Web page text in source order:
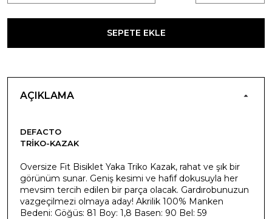
SEPETE EKLE
AÇIKLAMA
DEFACTO
TRIKO-KAZAK
Oversize Fit Bisiklet Yaka Triko Kazak, rahat ve şık bir
görünüm sunar. Geniş kesimi ve hafif dokusuyla her
mevsim tercih edilen bir parça olacak. Gardırobunuzun
vazgeçilmezi olmaya aday! Akrilik 100% Manken
Bedeni: Göğüs: 81 Boy: 1,8 Basen: 90 Bel: 59